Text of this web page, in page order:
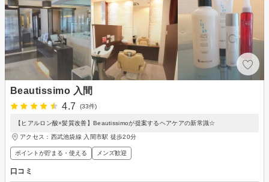
Beautissimo 入間
4.7
(33件)
【ヒアルロン酸×髪質改善】Beautissimoが提案するヘアケアの新常識☆
アクセス：西武池袋線 入間市駅 徒歩20分
ポイントが貯まる・使える メンズ歓迎
口コミ